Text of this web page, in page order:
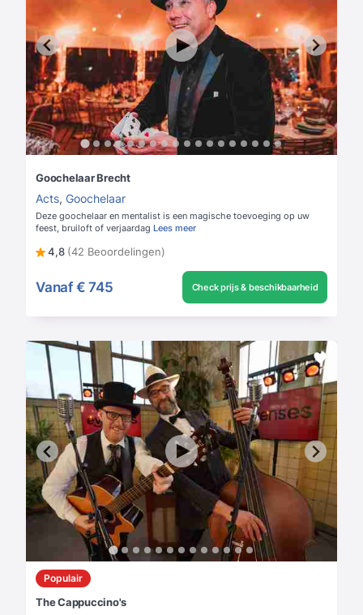
Goochelaar Brecht
Acts, Goochelaar
Deze goochelaar en mentalist is een magische toevoeging op uw
feest, bruiloft of verjaardag Lees meer
4,8 (42 Beoordelingen)
Vanaf € 745 Check prijs & beschikbaarheid
Populair
The Cappuccino's